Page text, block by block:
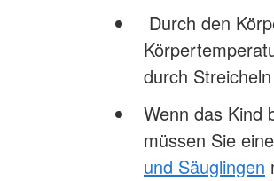
Durch den
durch
Wenn das Kind
müssen Sie eine
und Säuglingen